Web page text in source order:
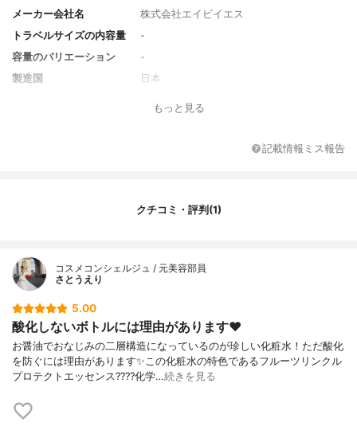
メーカー会社名
株式会社エイビイエス
トラベルサイズの内容量
-
容量のバリエーション
-
製造国
日本
レンジ果汁、グレープフルーツ果実エキ
もっと見る
記載情報ミス報告
クチコミ・評判(1)
コスメコンシェルジュ / 元美容部員
さとうえり
5.00
酸化しないボトルには理由があります❤️
お醤油でおなじみの二層構造になっているのが珍しい化粧水！ただ酸化
を防ぐには理由があります✨この化粧水の特色であるフルーツリンクル
プロテクトエッセンス????化学…続きを見る